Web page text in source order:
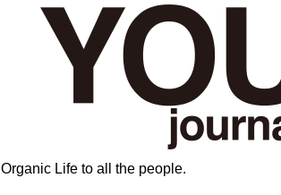
Organic Life to all the people.